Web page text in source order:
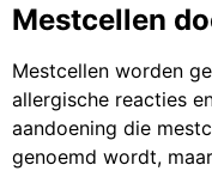
Mestcellen
Mestcellen worden
allergische reacties
aandoening die
genoemd wordt,